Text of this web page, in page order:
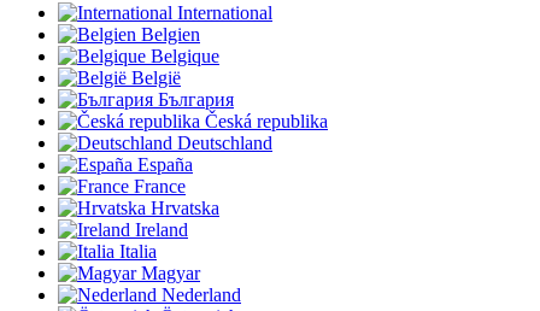
International
Belgien
Belgique
België
България
Česká republika
Deutschland
España
France
Hrvatska
Ireland
Italia
Magyar
Nederland